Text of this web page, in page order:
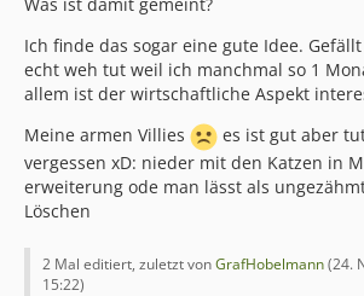
Ich finde das sogar eine gute Idee.
echt weh tut weil ich manchmal so 1
allem ist der wirtschaftliche Aspekt
Meine armen Villies
es ist gut aber
vergessen xD: nieder mit den Katzen in
erweiterung ode man lässt als
Löschen
2 Mal editiert, zuletzt vonGrafHobelmann(24.
15:22)